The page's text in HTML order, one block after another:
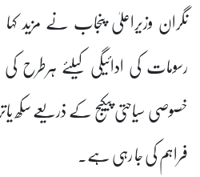
نگران وزیراعلیٰ پنجاب نے مزید
رسومات کی ادائیگی کیلئے ہرطرح
خصوصی سیاحتی پیکیج کے ذریعے سکھ
فراہم کی جا رہی ہے۔